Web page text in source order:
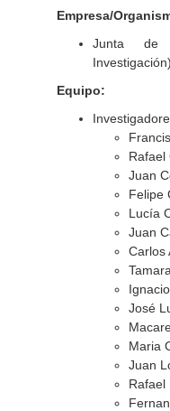
Empresa/
Junta de
Investigación)
Equipo:
Rafael
Juan
Felipe
Lucía
Juan
Carlos
José
Maria
Juan
Rafael